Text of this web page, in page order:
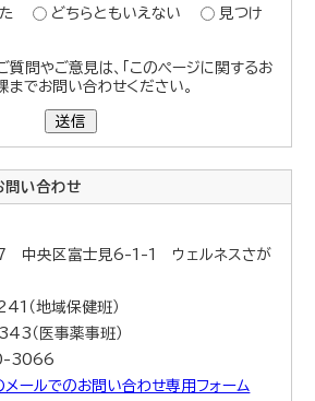
どちらともいえない
見つけ
質問やご意見は、「このページに関するお
までお問い合わせください。
送信
問い合わせ
中央区富士見6-1-1 ウェルネスさが
（地域保健班）
（医事薬事班）
3066
ールでのお問い合わせ専用フォーム